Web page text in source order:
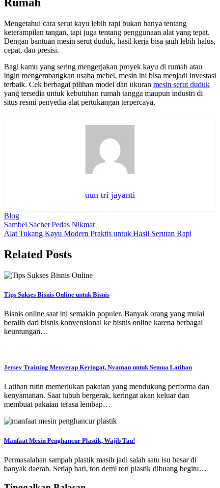
Mengetahui cara serut kayu lebih rapi bukan hanya tentang
keterampilan tangan, tapi juga tentang penggunaan alat yang tepat.
Dengan bantuan mesin serut duduk, hasil kerja bisa jauh lebih halus,
cepat, dan presisi.
Bagi kamu yang sering mengerjakan proyek kayu di rumah atau
ingin mengembangkan usaha mebel, mesin ini bisa menjadi investasi
terbaik. Cek berbagai pilihan model dan ukuran mesin serut duduk
yang tersedia untuk kebutuhan rumah tangga maupun industri di
situs resmi penyedia alat pertukangan terpercaya.
uun tri jayanti
Blog
Navigasi
pos
Sambel Sachet Pedas Nikmat
Alat Tukang Kayu Modern Praktis untuk Hasil Serutan Rapi
Related Posts
Tips Sukses Bisnis Online untuk Bisnis
Bisnis online saat ini semakin populer. Banyak orang yang mulai
beralih dari bisnis konvensional ke bisnis online karena berbagai
keuntungan…
Jersey Training Menyerap Keringat, Nyaman untuk Semua Latihan
Latihan rutin memerlukan pakaian yang mendukung performa dan
kenyamanan. Saat tubuh bergerak, keringat akan keluar dan
membuat pakaian terasa lembap…
Manfaat Mesin Penghancur Plastik, Wajib Tau!
Permasalahan sampah plastik masih jadi salah satu isu besar di
banyak daerah. Setiap hari, ton demi ton plastik dibuang begitu…